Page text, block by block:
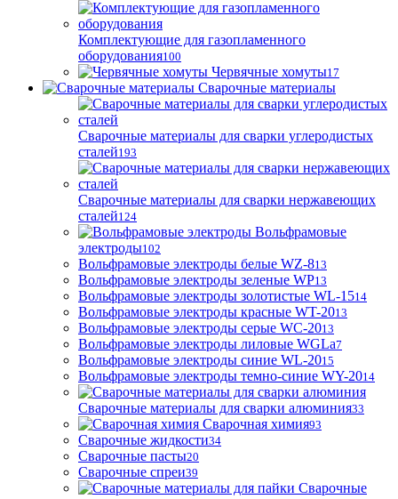
Комплектующие для газопламенного
оборудования100
Червячные хомуты17
Сварочные материалы
Сварочные материалы для сварки углеродистых
сталей193
Сварочные материалы для сварки нержавеющих
сталей124
Вольфрамовые
электроды102
Вольфрамовые электроды белые WZ-813
Вольфрамовые электроды зеленые WP13
Вольфрамовые электроды золотистые WL-1514
Вольфрамовые электроды красные WT-2013
Вольфрамовые электроды серые WC-2013
Вольфрамовые электроды лиловые WGLa7
Вольфрамовые электроды синие WL-2015
Вольфрамовые электроды темно-синие WY-2014
Сварочные материалы для сварки алюминия33
Сварочная химия93
Сварочные жидкости34
Сварочные пасты20
Сварочные спреи39
Сварочные